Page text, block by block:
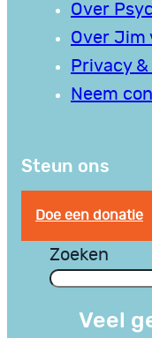
Over
Over Jim
Privacy
Neem
Steun ons
Doe een donatie
Zoeken
Veel